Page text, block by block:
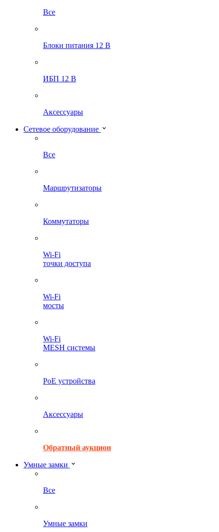
Все
Блоки питания 12 В
ИБП 12 В
Аксессуары
Сетевое оборудование
Все
Маршрутизаторы
Коммутаторы
Wi-Fi
точки доступа
Wi-Fi
мосты
Wi-Fi
MESH системы
PoE устройства
Аксессуары
Обратный аукцион
Умные замки
Все
Умные замки